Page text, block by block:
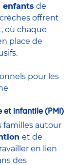
enfants de
offrent
où chaque
place de
pour les
et infantile (PMI)
familles autour
et de
en lien
des